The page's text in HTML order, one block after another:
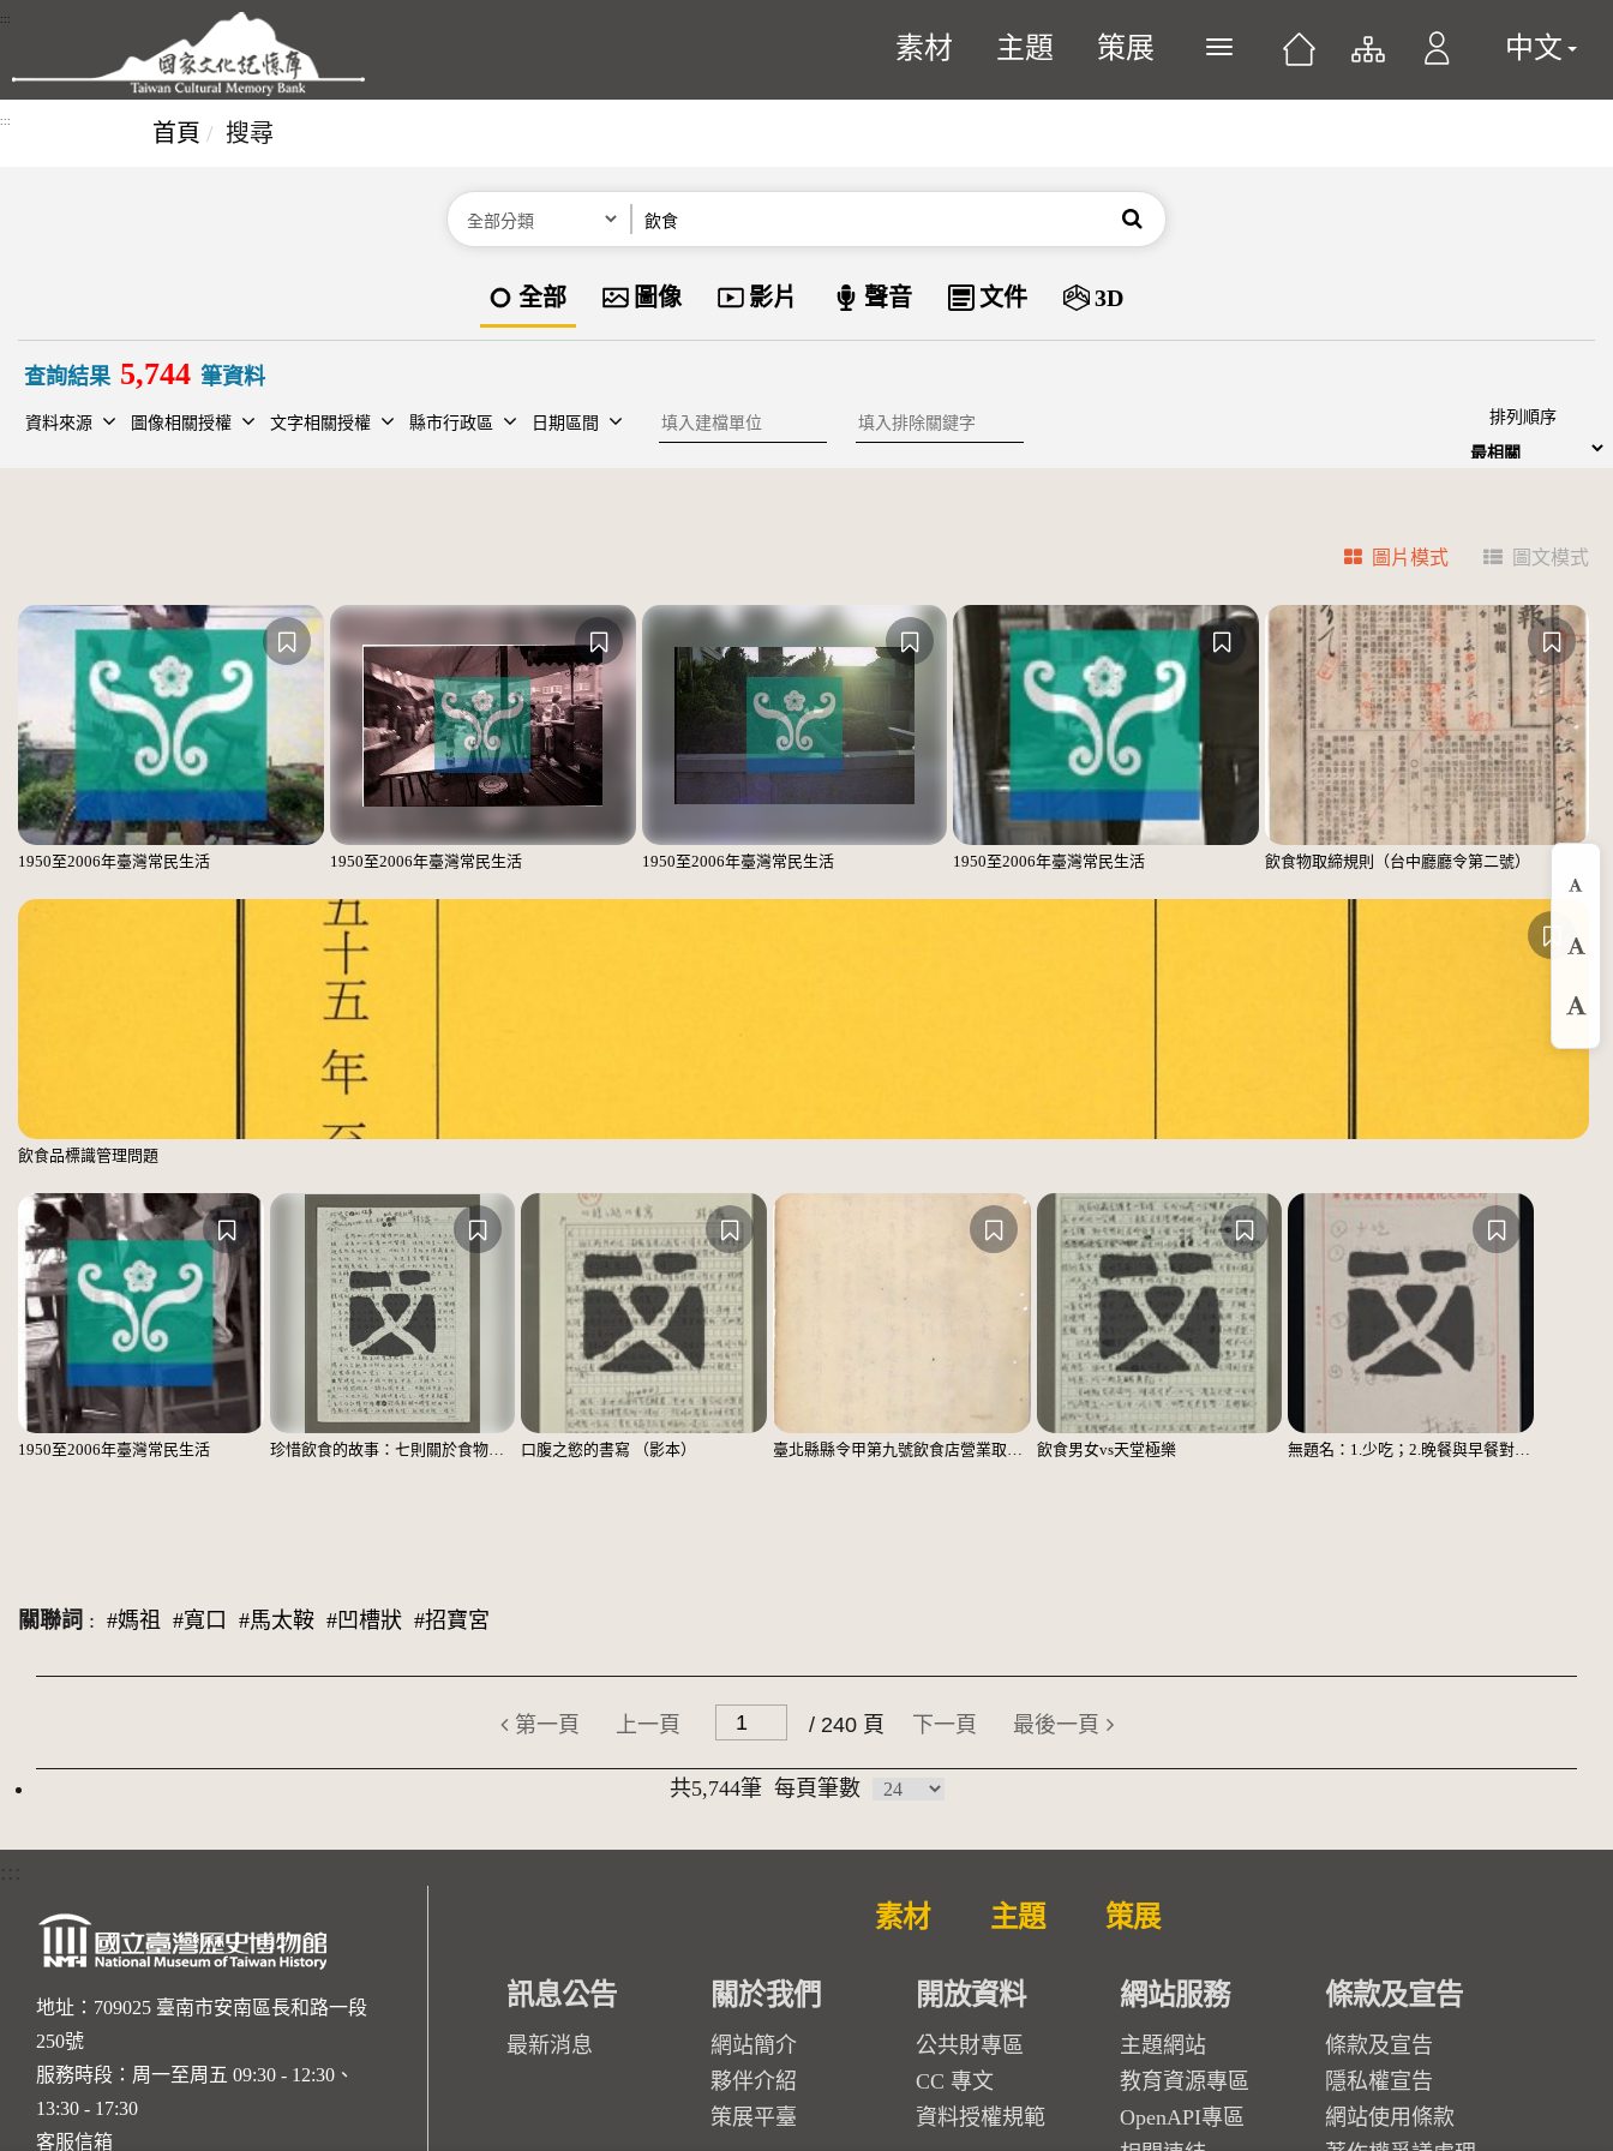
跳到主要內容區塊
:::
素材 主題 策展 展開或關閉主選單 中文
::: 首頁 搜尋
分類 搜尋
資料類型
全部 圖像 影片 聲音 文件 3D
查詢結果 5,744 筆資料
資料來源 圖像相關授權 文字相關授權 縣市行政區 日期區間 建檔單位 排除關鍵字 排列順序
圖片模式 圖文模式
1950至2006年臺灣常民生活 1950至2006年臺灣常民生活 1950至2006年臺灣常民生活 1950至2006年臺灣常民生活 飲食物取締規則（台中廳廳令第二號）
飲食品標識管理問題
1950至2006年臺灣常民生活 珍惜飲食的故事：七則關於食物的個人、家庭、家族、社會、國族記憶 口腹之慾的書寫 （影本） 臺北縣縣令甲第九號飲食店營業取締規則 飲食男女vs天堂極樂 無題名：1.少吃；2.晚餐與早餐對調……；3.主副食對調……；4.多運動
關聯詞 : #媽祖 #寬口 #馬太鞍 #凹槽狀 #招寶宮
第一頁 上一頁 / 240 頁 下一頁 最後一頁
共5,744筆 每頁筆數
放
:::
地址：709025 臺南市安南區長和路一段
250號
服務時段：周一至周五 09:30 - 12:30、
13:30 - 17:30
客服信箱
素材 主題 策展
訊息公告
最新消息
關於我們
網站簡介
夥伴介紹
策展平臺
開放資料
公共財專區
CC 專文
資料授權規範
網站服務
主題網站
教育資源專區
OpenAPI專區
條款及宣告
條款及宣告
隱私權宣告
網站使用條款